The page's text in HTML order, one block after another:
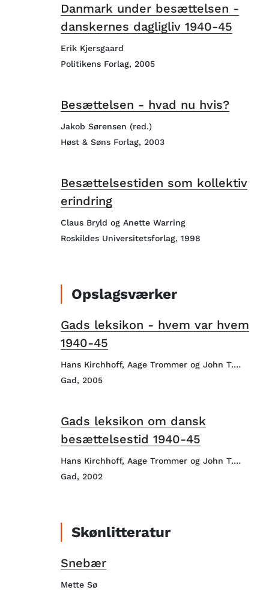
Danmark under besættelsen -
danskernes dagligliv 1940-45
Erik Kjersgaard
Politikens Forlag, 2005
Besættelsen - hvad nu hvis?
Jakob Sørensen (red.)
Høst & Søns Forlag, 2003
Besættelsestiden som kollektiv
erindring
Claus Bryld og Anette Warring
Roskildes Universitetsforlag, 1998
Opslagsværker
Gads leksikon - hvem var hvem
1940-45
Hans Kirchhoff, Aage Trommer og John T.
Lauridsen (red.)
Gad, 2005
Gads leksikon om dansk
besættelsestid 1940-45
Hans Kirchhoff, Aage Trommer og John T.
Lauridsen (red.)
Gad, 2002
Skønlitteratur
Snebær
Mette Sø